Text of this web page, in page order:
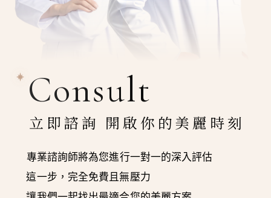
Consult
立即諮詢 開啟你的美麗時刻
專業諮詢師將為您進行一對一的深入評估
這一步，完全免費且無壓力